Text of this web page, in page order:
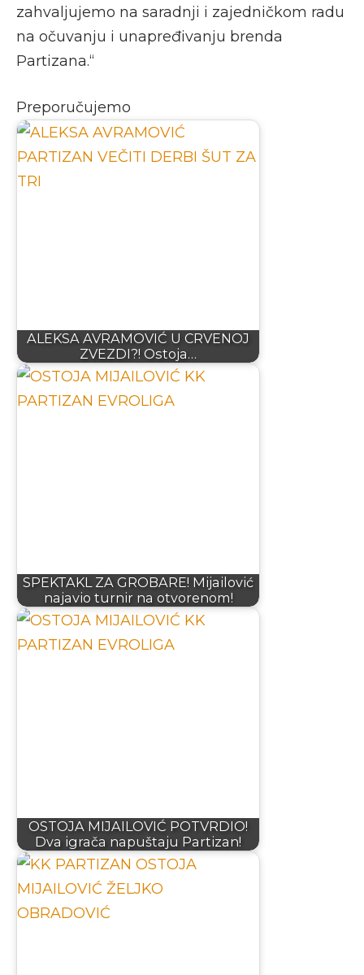
zahvaljujemo na saradnji i zajedničkom radu
na očuvanju i unapređivanju brenda
Partizana.“
Preporučujemo
ALEKSA AVRAMOVIĆ U CRVENOJ
ZVEZDI?! Ostoja…
SPEKTAKL ZA GROBARE! Mijailović
najavio turnir na otvorenom!
OSTOJA MIJAILOVIĆ POTVRDIO!
Dva igrača napuštaju Partizan!